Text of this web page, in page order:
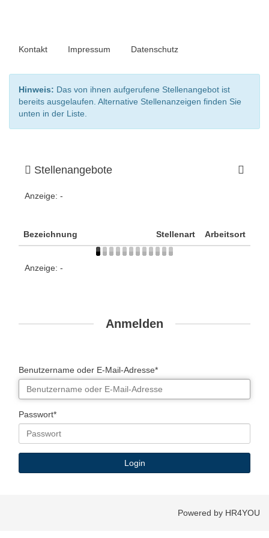
Kontakt Impressum Datenschutz
Hinweis: Das von ihnen aufgerufene Stellenangebot ist
bereits ausgelaufen. Alternative Stellenanzeigen finden Sie
unten in der Liste.
Stellenangebote
Anzeige: -
Bezeichnung Stellenart Arbeitsort
Anzeige: -
Anmelden
Benutzername oder E-Mail-Adresse*
Passwort*
Powered by HR4YOU